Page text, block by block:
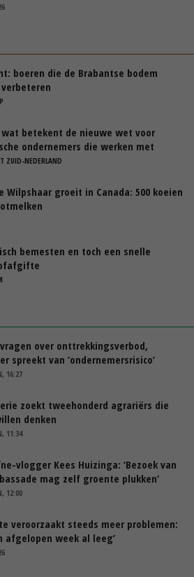
boeren die de Brabantse bodem
wat betekent de nieuwe wet voor
ondernemers die werken met
ZUID-NEDERLAND
Wilpshaar groeit in Canada: 500 koeien
bemesten en toch een snelle
over onttrekkingsverbod,
spreekt van ‘ondernemersrisico’
16:27
zoekt tweehonderd agrariërs die
denken
11:34
vlogger Kees Huizinga: ‘Bezoek van
mag zelf groente plukken’
12:00
veroorzaakt steeds meer problemen:
afgelopen week al leeg’